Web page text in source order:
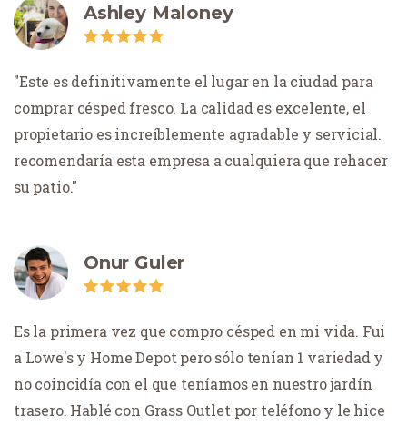
Ashley Maloney
Este es definitivamente el lugar en la ciudad para
comprar césped fresco. La calidad es excelente, el
propietario es increíblemente agradable y servicial.
recomendaría esta empresa a cualquiera que rehacer
su patio.
Onur Guler
Es la primera vez que compro césped en mi vida. Fui
a Lowe's y Home Depot pero sólo tenían 1 variedad y
no coincidía con el que teníamos en nuestro jardín
trasero. Hablé con Grass Outlet por teléfono y le hice